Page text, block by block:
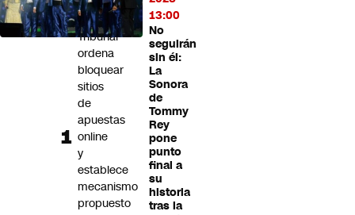
Deportes
Programas completos
CNN tiempo
Futuro 360
13:00
No
seguirán
sin él:
La
Sonora
de
Tommy
Rey
pone
punto
final a
su
historia
tras la
Tribunal
ordena
bloquear
sitios
de
apuestas
online
y
establece
mecanismo
propuesto